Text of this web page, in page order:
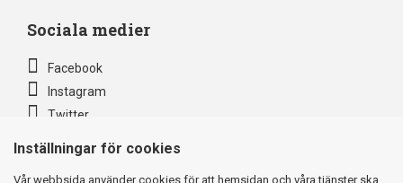
Sociala medier
Facebook
Instagram
Twitter
Inställningar för cookies
Vår webbsida använder cookies för att hemsidan och våra tjänster ska